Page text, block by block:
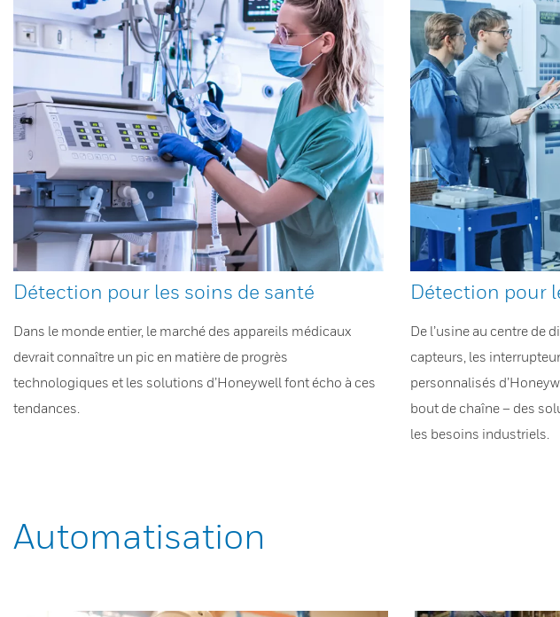
Détection pour les soins de santé
Dans le monde entier, le marché des appareils médicaux
devrait connaître un pic en matière de progrès
technologiques et les solutions d’Honeywell font écho à ces
tendances.
Détection pour
De l’usine au centre de
capteurs, les
personnalisés
bout de chaîne – des
les besoins industriels.
Automatisation